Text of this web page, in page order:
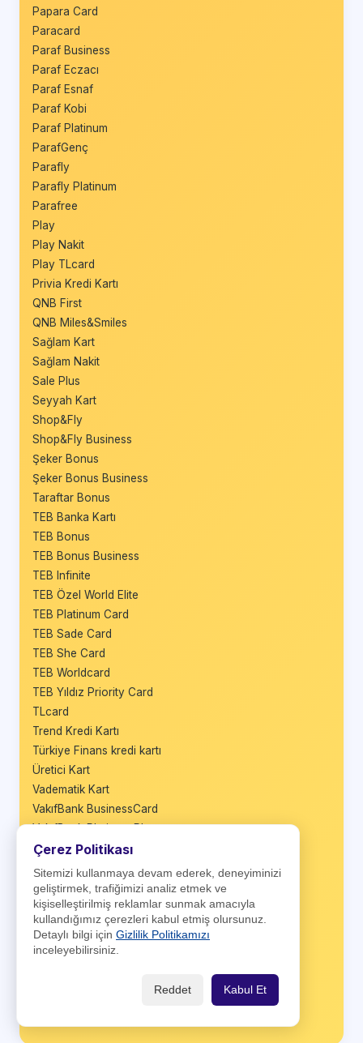
Papara Card
Paracard
Paraf Business
Paraf Eczacı
Paraf Esnaf
Paraf Kobi
Paraf Platinum
ParafGenç
Parafly
Parafly Platinum
Parafree
Play
Play Nakit
Play TLcard
Privia Kredi Kartı
QNB First
QNB Miles&Smiles
Sağlam Kart
Sağlam Nakit
Sale Plus
Seyyah Kart
Shop&Fly
Shop&Fly Business
Şeker Bonus
Şeker Bonus Business
Taraftar Bonus
TEB Banka Kartı
TEB Bonus
TEB Bonus Business
TEB Infinite
TEB Özel World Elite
TEB Platinum Card
TEB Sade Card
TEB She Card
TEB Worldcard
TEB Yıldız Priority Card
TLcard
Trend Kredi Kartı
Türkiye Finans kredi kartı
Üretici Kart
Vadematik Kart
VakıfBank BusinessCard
VakıfBank Platinum Plus
Vakıfbank TercihKart
VakıfBank Worldcard
Wings
Wings Black
Wings Business
Wings Private
Çerez Politikası
Sitemizi kullanmaya devam ederek, deneyiminizi
geliştirmek, trafiğimizi analiz etmek ve
kişiselleştirilmiş reklamlar sunmak amacıyla
kullandığımız çerezleri kabul etmiş olursunuz.
Detaylı bilgi için Gizlilik Politikamızı
inceleyebilirsiniz.
Reddet Kabul Et